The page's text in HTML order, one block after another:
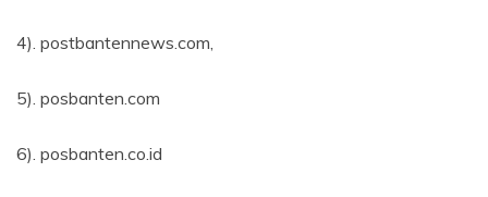
4). postbantennews.com,
5). posbanten.com
6). posbanten.co.id